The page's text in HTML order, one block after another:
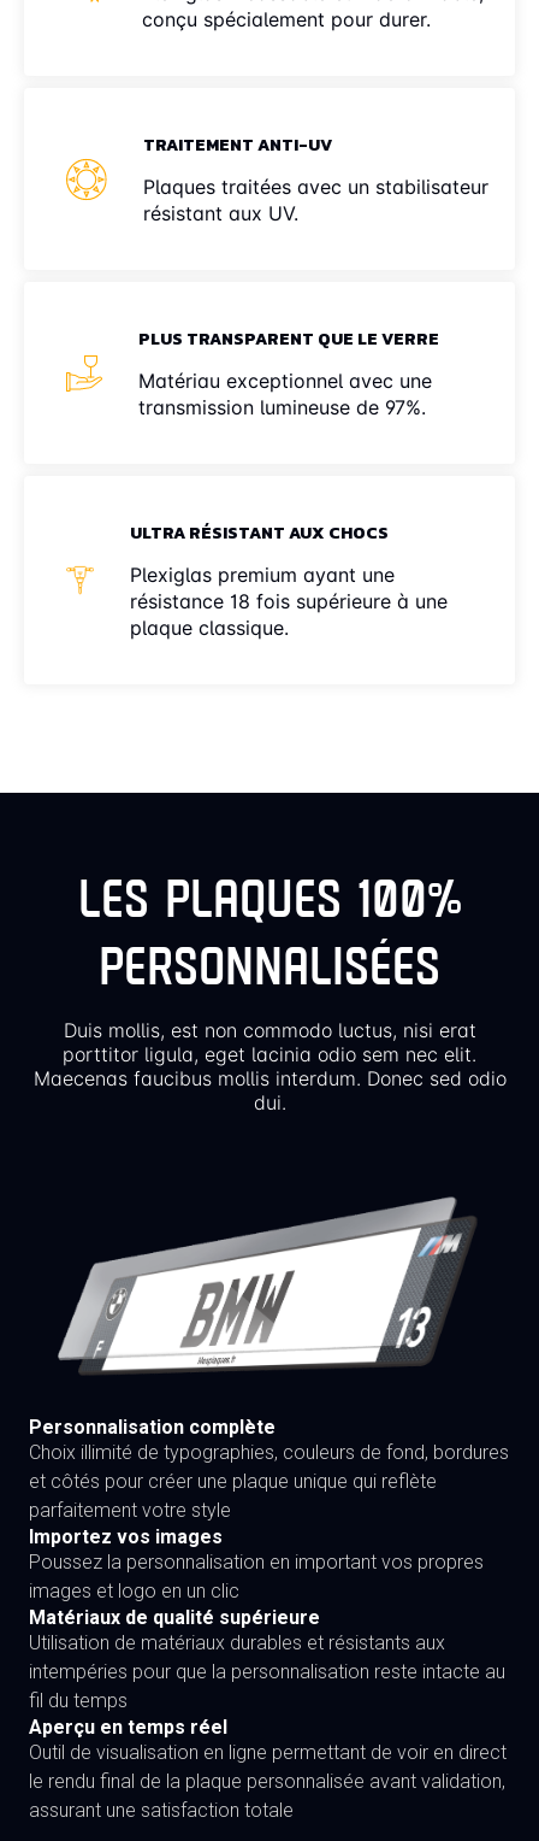
conçu spécialement pour durer.
TRAITEMENT ANTI-UV
Plaques traitées avec un stabilisateur
résistant aux UV.
PLUS TRANSPARENT QUE LE VERRE
Matériau exceptionnel avec une
transmission lumineuse de 97%.
ULTRA RÉSISTANT AUX CHOCS
Plexiglas premium ayant une
résistance 18 fois supérieure à une
plaque classique.
LES PLAQUES 100%
PERSONNALISÉES
Duis mollis, est non commodo luctus, nisi erat
porttitor ligula, eget lacinia odio sem nec elit.
Maecenas faucibus mollis interdum. Donec sed odio
dui.
Personnalisation complète
Choix illimité de typographies, couleurs de fond, bordures
et côtés pour créer une plaque unique qui reflète
parfaitement votre style
Importez vos images
Poussez la personnalisation en important vos propres
images et logo en un clic
Matériaux de qualité supérieure
Utilisation de matériaux durables et résistants aux
intempéries pour que la personnalisation reste intacte au
fil du temps
Aperçu en temps réel
Outil de visualisation en ligne permettant de voir en direct
le rendu final de la plaque personnalisée avant validation,
assurant une satisfaction totale